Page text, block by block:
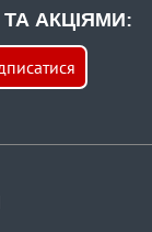
19 шт Базар: 4 шт
23 шт.
АКЦІЯМИ: